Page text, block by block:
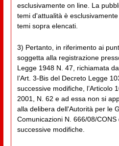
esclusivamente on line. La
temi d'attualità è
temi sopra elencati.
3) Pertanto, in riferimento ai
soggetta alla registrazione
Legge 1948 N. 47, richiamata
l’Art. 3-Bis del Decreto Legge
successive modifiche, l’Articolo
2001, N. 62 e ad essa non si
alla delibera dell'Autorità per le
Comunicazioni N. 666/08/
successive modifiche.